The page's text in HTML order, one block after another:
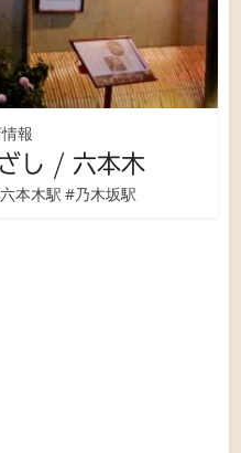
報
し / 六本木
本木駅 #乃木坂駅